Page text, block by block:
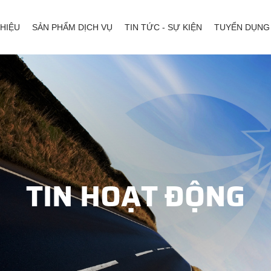
SẢN PHẨM DỊCH VỤ TIN TỨC - SỰ KIỆN TUYỂN DỤNG
TIN HOẠT ĐỘNG